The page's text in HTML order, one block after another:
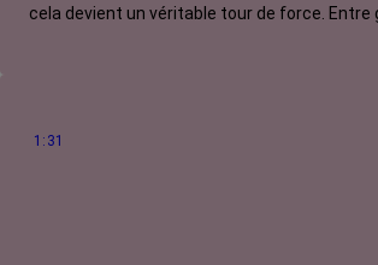
cela devient un véritable tour de force. Entre
1:31